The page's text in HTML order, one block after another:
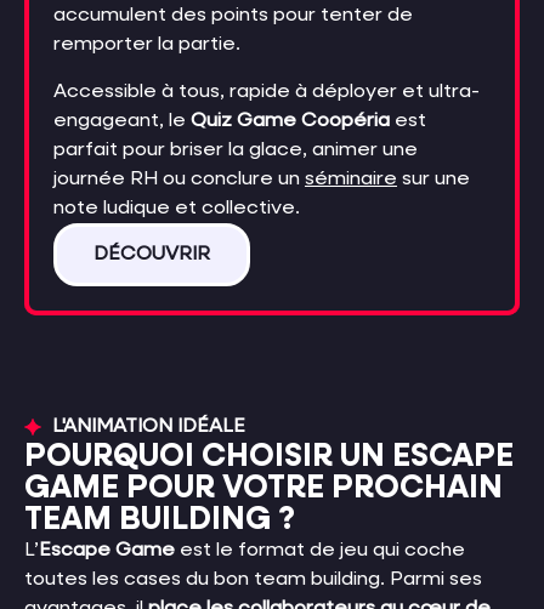
accumulent des points pour tenter de
remporter la partie.
Accessible à tous, rapide à déployer et ultra-
engageant, le Quiz Game Coopéria est
parfait pour briser la glace, animer une
journée RH ou conclure un séminaire sur une
note ludique et collective.
DÉCOUVRIR
L'ANIMATION IDÉALE
POURQUOI CHOISIR UN ESCAPE
GAME POUR VOTRE PROCHAIN
TEAM BUILDING ?
L’ Escape Game est le format de jeu qui coche
toutes les cases du bon team building. Parmi ses